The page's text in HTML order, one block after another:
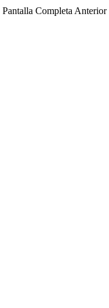
Pantalla Completa Anterior